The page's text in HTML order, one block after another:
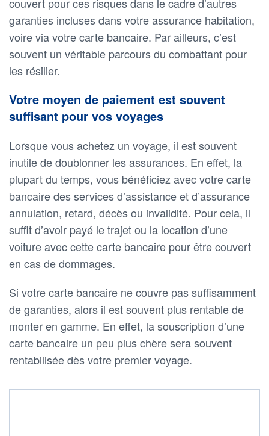
garanties incluses dans votre assurance habitation,
voire via votre carte bancaire. Par ailleurs, c’est
souvent un véritable parcours du combattant pour
les résilier.
Votre moyen de paiement est souvent
suffisant pour vos voyages
Lorsque vous achetez un voyage, il est souvent
inutile de doublonner les assurances. En effet, la
plupart du temps, vous bénéficiez avec votre carte
bancaire des services d’assistance et d’assurance
annulation, retard, décès ou invalidité. Pour cela, il
suffit d’avoir payé le trajet ou la location d’une
voiture avec cette carte bancaire pour être couvert
en cas de dommages.
Si votre carte bancaire ne couvre pas suffisamment
de garanties, alors il est souvent plus rentable de
monter en gamme. En effet, la souscription d’une
carte bancaire un peu plus chère sera souvent
rentabilisée dès votre premier voyage.